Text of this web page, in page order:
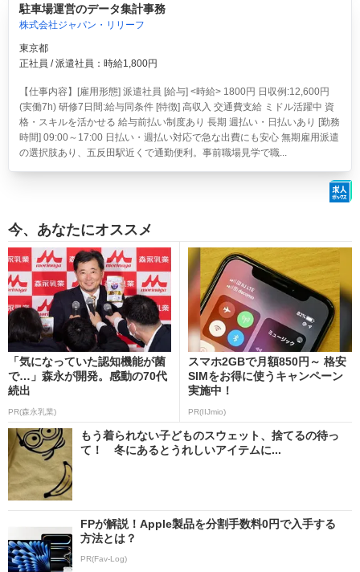
駐車場運営のデータ集計事務
株式会社ジャパン・リリーフ
東京都
正社員 / 派遣社員：時給1,800円
【仕事内容】[雇用形態] 派遣社員 [給与] <時給> 1800円 日収例:12,600円
(実働7h) 研修7日間:給与同条件 [特徴] 高収入 交通費支給 ミドル活躍中 資
格・スキルを活かせる 給与前払い制度あり 長期 週払い・日払いあり [勤務
時間] 09:00～17:00 日払い・週払い対応で急な出費にも安心 無期雇用派遣
の選択肢あり、五反田駅近くで通勤便利。事前職場見学で職...
今、あなたにオススメ
「気になっていた認知機能が菌
で…」森永が開発。感動の70代
続出
PR(森永乳業)
スマホ2GBで月額850円～ 格安
SIMをお得に使うキャンペーン
実施中！
PR(IIJmio)
もう着られない子どものスウェット、捨てるの待っ
て！ 冬にあるとうれしいアイテムに...
FPが解説！Apple製品を分割手数料0円で入手する
方法とは？
PR(Fav-Log)